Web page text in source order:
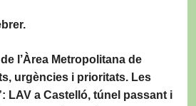
l’Àrea Metropolitana de
urgències i prioritats. Les
LAV a Castelló, túnel passant i